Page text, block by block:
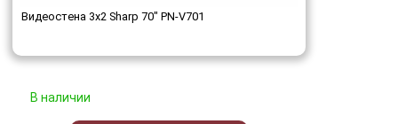
Видеостена 3x2 Sharp 70" PN-V701
В наличии